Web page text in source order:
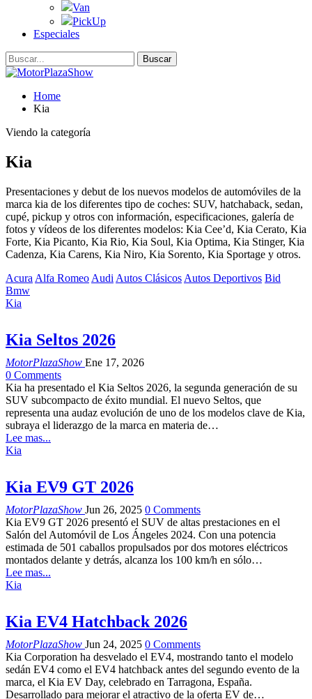
Van
PickUp
Especiales
Home
Kia
Viendo la categoría
Kia
Presentaciones y debut de los nuevos modelos de automóviles de la
marca kia de los diferentes tipo de coches: SUV, hatchaback, sedan,
cupé, pickup y otros con información, especificaciones, galería de
fotos y vídeos de los diferentes modelos: Kia Cee’d, Kia Cerato, Kia
Forte, Kia Picanto, Kia Rio, Kia Soul, Kia Optima, Kia Stinger, Kia
Cadenza, Kia Carens, Kia Niro, Kia Sorento, Kia Sportage y otros.
Acura Alfa Romeo Audi Autos Clásicos Autos Deportivos Bid
Bmw
Kia
Kia Seltos 2026
MotorPlazaShow Ene 17, 2026
0 Comments
Kia ha presentado el Kia Seltos 2026, la segunda generación de su
SUV subcompacto de éxito mundial. El nuevo Seltos, que
representa una audaz evolución de uno de los modelos clave de Kia,
subraya el liderazgo de la marca en materia de…
Lee mas...
Kia
Kia EV9 GT 2026
MotorPlazaShow Jun 26, 2025 0 Comments
Kia EV9 GT 2026 presentó el SUV de altas prestaciones en el
Salón del Automóvil de Los Ángeles 2024. Con una potencia
estimada de 501 caballos propulsados por dos motores eléctricos
montados delante y detrás, alcanza los 100 km/h en sólo…
Lee mas...
Kia
Kia EV4 Hatchback 2026
MotorPlazaShow Jun 24, 2025 0 Comments
Kia Corporation ha desvelado el EV4, mostrando tanto el modelo
sedán EV4 como el EV4 hatchback antes del segundo evento de la
marca, el Kia EV Day, celebrado en Tarragona, España.
Desarrollado para mejorar el atractivo de la oferta EV de…